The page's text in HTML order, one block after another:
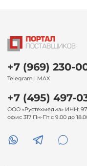
+7 (969) 230-
Telegram | MAX
+7 (495) 497-
ООО «Рустехмедиа» ИНН:
офис 317 Пн-Пт с 9.00 до